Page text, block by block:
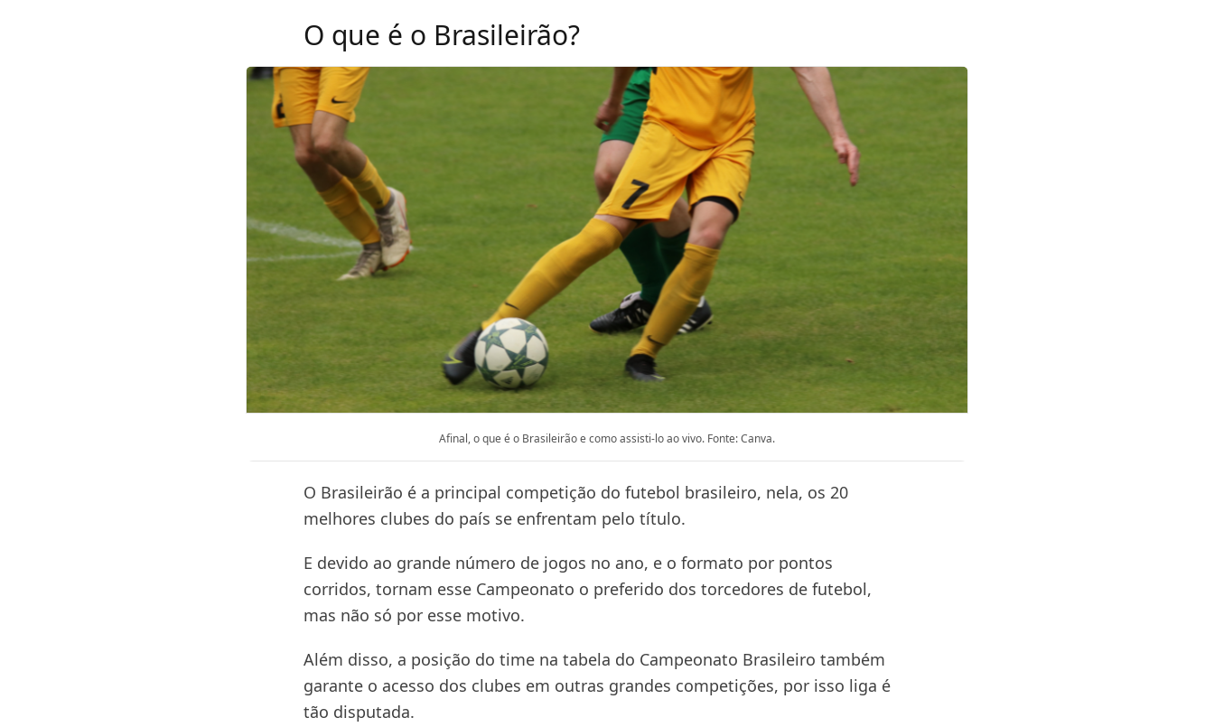
O que é o Brasileirão?
Afinal, o que é o Brasileirão e como assisti-lo ao vivo. Fonte: Canva.
O Brasileirão é a principal competição do futebol brasileiro, nela, os 20
melhores clubes do país se enfrentam pelo título.
E devido ao grande número de jogos no ano, e o formato por pontos
corridos, tornam esse Campeonato o preferido dos torcedores de futebol,
mas não só por esse motivo.
Além disso, a posição do time na tabela do Campeonato Brasileiro também
garante o acesso dos clubes em outras grandes competições, por isso liga é
tão disputada.